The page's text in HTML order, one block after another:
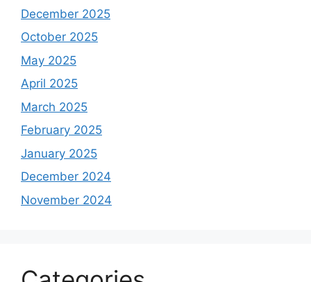
December 2025
October 2025
May 2025
April 2025
March 2025
February 2025
January 2025
December 2024
November 2024